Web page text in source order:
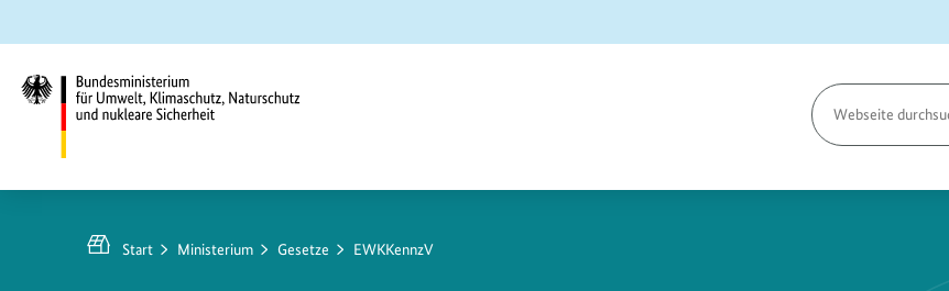
Hauptinhalt
springen
Suche
springen
Hauptnavigation
springen
Umwelt,
Klimaschutz,
Seite
durchsuchen
Start Ministerium Gesetze EWKKennzV